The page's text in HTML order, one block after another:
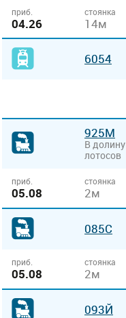
приб.
04.26
стоянка
14м
6054
925М
В долину
лотосов
приб.
05.08
стоянка
2м
085С
приб.
05.08
стоянка
2м
093Й